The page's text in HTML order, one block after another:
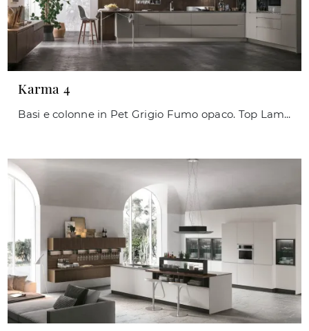
Karma 4
Basi e colonne in Pet Grigio Fumo opaco. Top Laminato Grafite Brown. Pensili e schienale magnetico Joy System in Termo Strutturato Rovere Corteccia.